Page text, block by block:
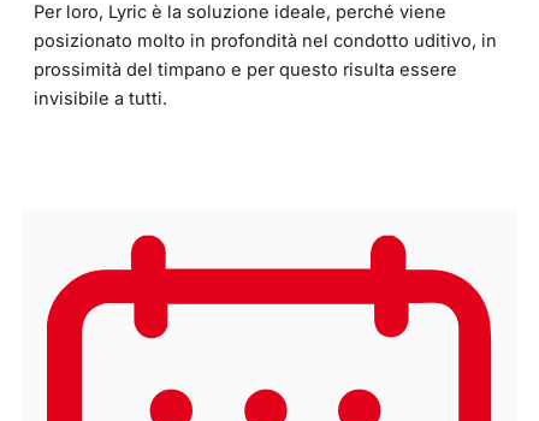
Per loro, Lyric è la soluzione ideale, perché viene
posizionato molto in profondità nel condotto uditivo, in
prossimità del timpano e per questo risulta essere
invisibile a tutti.